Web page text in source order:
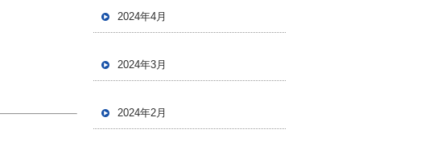
2024年4月
2024年3月
2024年2月